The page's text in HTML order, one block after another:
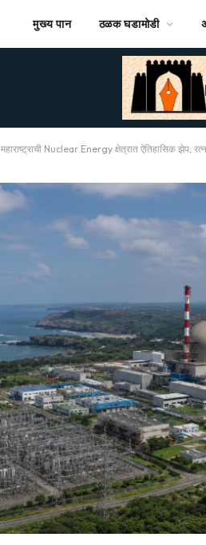
मुख्य पान ठळक घडामोडी
महाराष्ट्राची Nuclear Energy क्षेत्रात ऐतिहासिक झेप;